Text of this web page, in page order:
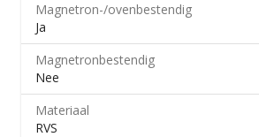
Magnetron-/​ovenbestendig
Ja
Magnetronbestendig
Nee
Materiaal
RVS